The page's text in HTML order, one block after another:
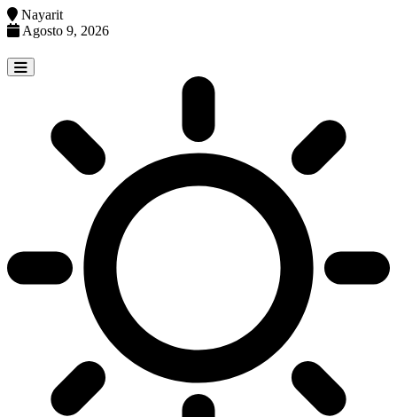
Nayarit
Agosto 9, 2026
to
content